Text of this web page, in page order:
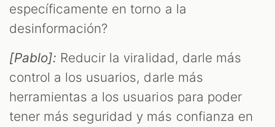
específicamente en torno a la
desinformación?
[Pablo]: Reducir la viralidad, darle más
control a los usuarios, darle más
herramientas a los usuarios para poder
tener más seguridad y más confianza en